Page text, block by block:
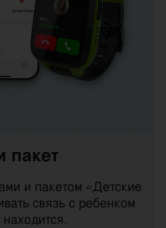
пакет
и пакетом «Детские
связь с ребенком